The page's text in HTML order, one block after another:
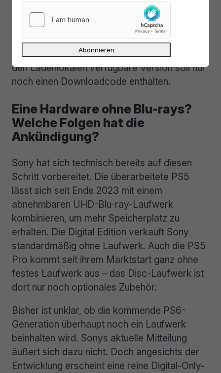
Publisher diesen Weg teilweise bereits
vorweggenommen haben. Rockstar Games
kündigte für GTA 6 bereits an, das Spiel
ausschließlich digital anzubieten, auch die in
den Ladenlokalen verfügbare Version soll nur
noch einen Downloadcode enthalten.
Eine Hardware ohne Blu-rays?
Welche Folgen hat die
Ankündigung?
Sony hat sich technisch bereits auf diesen
Schritt vorbereitet. Die überarbeitete PS5
lässt sich seit Ende 2023 mit einem
abnehmbaren UHD-Blu-ray-Laufwerk
kombinieren, um mehr Speicherplatz zu
erhalten. Die Digital Edition verkauft Sony
standardmäßig ohne Laufwerk. Auch die PS5
Pro kommt seit ihrem Marktstart ganz ohne
festes Laufwerk aus – das Disc-Laufwerk ist
dort nur noch optionales Zubehör.
Bisher ist unklar, ob die kommende PS6-
Generation überhaupt noch ein Laufwerk
beinhalten wird. Sonys aktuelle Mitteilung
äußert sich dazu nicht. Doch angesichts der
Entwicklung erscheint eine reine Digital-Only-